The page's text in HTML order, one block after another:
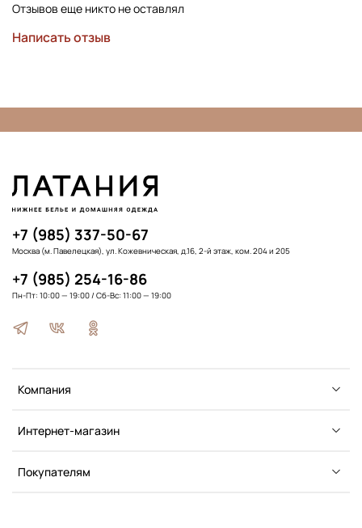
Отзывов еще никто не оставлял
Написать отзыв
Компания
Интернет-магазин
Покупателям
+7 (985) 337-50-67
Москва (м. Павелецкая), ул. Кожевническая, д.16, 2-й этаж, ком. 204 и 205
+7 (985) 254-16-86
Пн-Пт: 10:00 — 19:00 / Сб-Вс: 11:00 — 19:00